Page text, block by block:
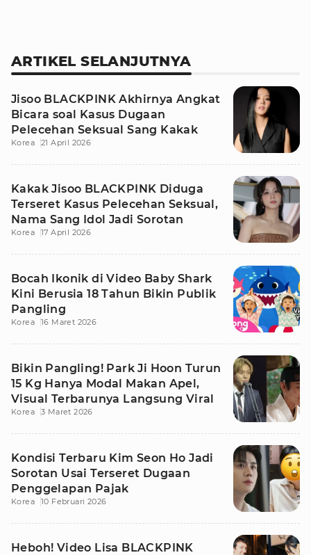
ARTIKEL SELANJUTNYA
Jisoo BLACKPINK Akhirnya Angkat
Bicara soal Kasus Dugaan
Pelecehan Seksual Sang Kakak
Korea 21 April 2026
Kakak Jisoo BLACKPINK Diduga
Terseret Kasus Pelecehan Seksual,
Nama Sang Idol Jadi Sorotan
Korea 17 April 2026
Bocah Ikonik di Video Baby Shark
Kini Berusia 18 Tahun Bikin Publik
Pangling
Korea 16 Maret 2026
Bikin Pangling! Park Ji Hoon Turun
15 Kg Hanya Modal Makan Apel,
Visual Terbarunya Langsung Viral
Korea 3 Maret 2026
Kondisi Terbaru Kim Seon Ho Jadi
Sorotan Usai Terseret Dugaan
Penggelapan Pajak
Korea 10 Februari 2026
Heboh! Video Lisa BLACKPINK